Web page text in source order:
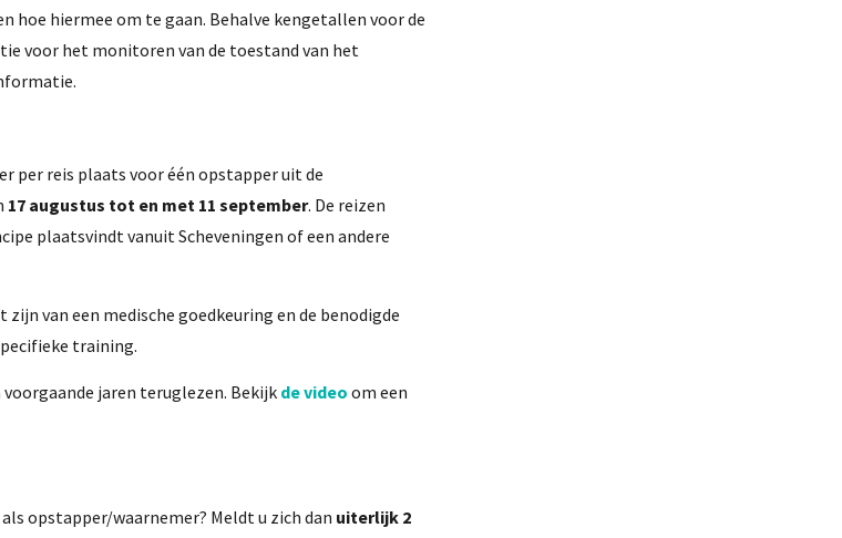
hoe hiermee om te gaan. Behalve kengetallen voor de
voor het monitoren van de toestand van het
per reis plaats voor één opstapper uit de
17 augustus tot en met 11 september. De reizen
plaatsvindt vanuit Scheveningen of een andere
van een medische goedkeuring en de benodigde
training.
jaren teruglezen. Bekijk de video om een
opstapper/waarnemer? Meldt u zich dan uiterlijk 2